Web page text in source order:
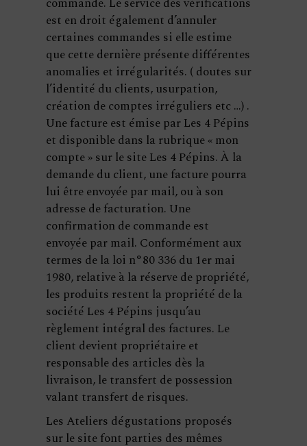
est en droit également d’annuler
certaines commandes si elle estime
que cette dernière présente différentes
anomalies et irrégularités. ( doutes sur
l’identité du clients, usurpation,
création de comptes irréguliers etc …) .
Une facture est émise par Les 4 Pépins
et disponible dans la rubrique « mon
compte » sur le site Les 4 Pépins. À la
demande du client, une facture pourra
lui être envoyée par mail, ou à son
adresse de facturation. Une
confirmation de commande est
envoyée par mail. Conformément aux
termes de la loi n°80 336 du 1er mai
1980, relative à la réserve de propriété,
les produits restent la propriété de la
société Les 4 Pépins jusqu’au
règlement intégral des factures. Le
client devient propriétaire et
responsable des articles dès la
livraison, le transfert de possession
valant transfert de risques.
Les Ateliers dégustations proposés
sur le site font parties des mêmes